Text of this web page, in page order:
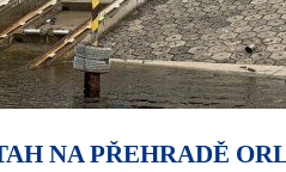
NA PŘEHRADĚ